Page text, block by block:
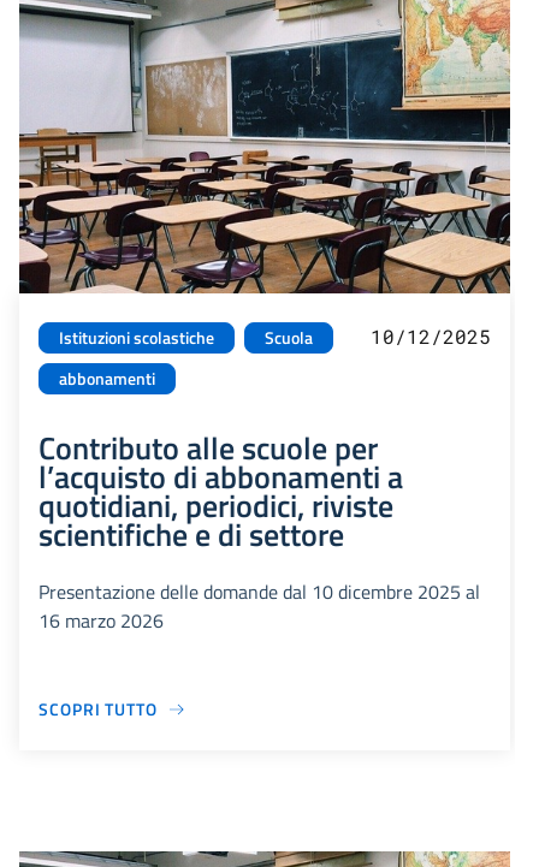
Istituzioni scolastiche
Scuola
abbonamenti
10/12/2025
Contributo alle scuole per
l’acquisto di abbonamenti a
quotidiani, periodici, riviste
scientifiche e di settore
Presentazione delle domande dal 10 dicembre 2025 al
16 marzo 2026
SCOPRI TUTTO